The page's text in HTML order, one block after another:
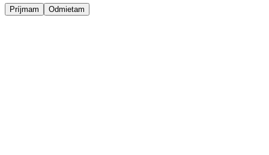
Príjmam Odmietam